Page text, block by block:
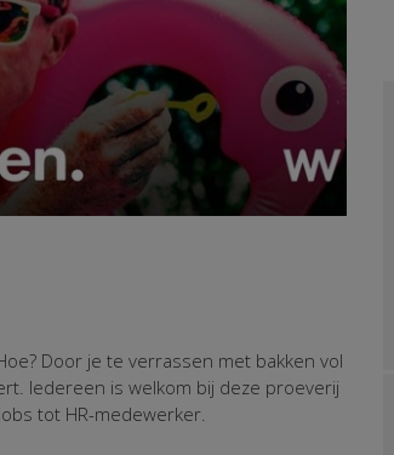
Door je te verrassen met bakken vol
Iedereen is welkom bij deze proeverij
tot HR-medewerker.